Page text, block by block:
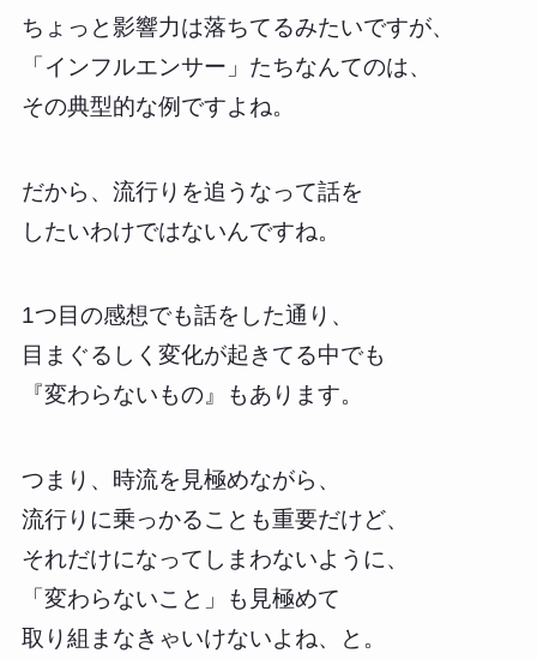
ちょっと影響力は落ちてるみたいですが、
「インフルエンサー」たちなんてのは、
その典型的な例ですよね。
だから、流行りを追うなって話を
したいわけではないんですね。
1つ目の感想でも話をした通り、
目まぐるしく変化が起きてる中でも
『変わらないもの』もあります。
つまり、時流を見極めながら、
流行りに乗っかることも重要だけど、
それだけになってしまわないように、
「変わらないこと」も見極めて
取り組まなきゃいけないよね、と。